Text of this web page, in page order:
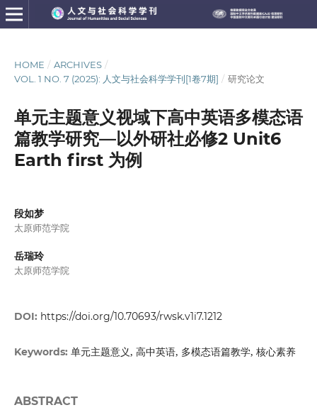
HOME / ARCHIVES /
VOL. 1 NO. 7 (2025): 人文与社会科学学刊[1卷7期] / 研究论文
单元主题意义视域下高中英语多模态语
篇教学研究—以外研社必修2 Unit6
Earth first 为例
段如梦
太原师范学院
岳瑞玲
太原师范学院
DOI: https://doi.org/10.70693/rwsk.v1i7.1212
Keywords: 单元主题意义, 高中英语, 多模态语篇教学, 核心素养
ABSTRACT